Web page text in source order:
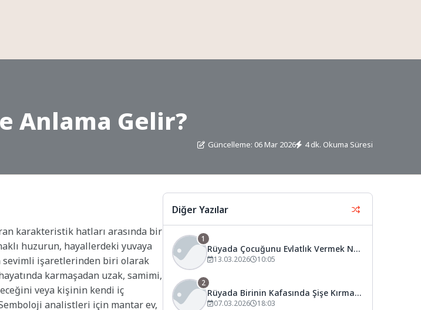
Anlama Gelir?
Güncelleme: 06 Mar 2026 4 dk. Okuma Süresi
karakteristik hatları arasında bir
huzurun, hayallerdeki yuvaya
sevimli işaretlerinden biri olarak
karmaşadan uzak, samimi,
veya kişinin kendi iç
Semboloji analistleri için mantar ev,
Diğer Yazılar
1
Rüyada Çocuğunu Evlatlık Vermek Ne
Anlama Gelir?
13.03.2026 10:05
2
Rüyada Birinin Kafasında Şişe Kırmak
Ne Anlama Gelir?
07.03.2026 18:03